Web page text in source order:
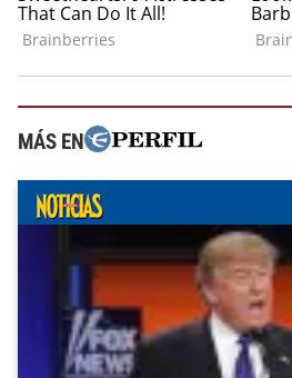
MÁS EN